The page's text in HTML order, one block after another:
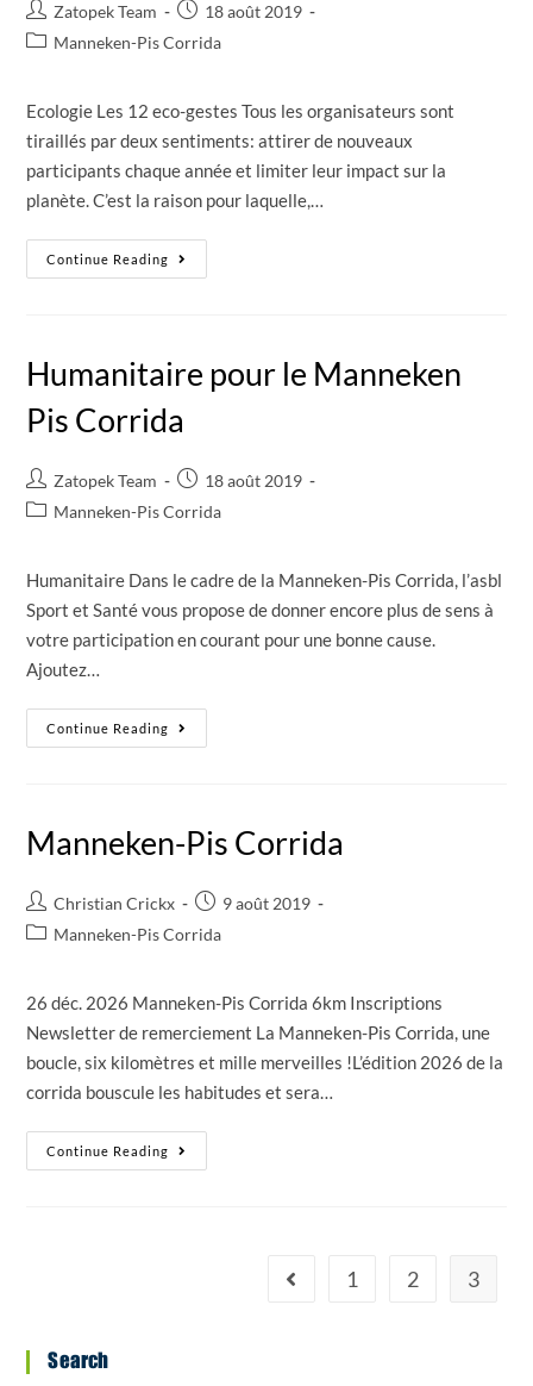
Zatopek Team
18 août 2019
Manneken-Pis Corrida
Ecologie Les 12 eco-gestes Tous les organisateurs sont
tiraillés par deux sentiments: attirer de nouveaux
participants chaque année et limiter leur impact sur la
planète. C’est la raison pour laquelle,…
Continue Reading
Humanitaire pour le Manneken
Pis Corrida
Zatopek Team
18 août 2019
Manneken-Pis Corrida
Humanitaire Dans le cadre de la Manneken-Pis Corrida, l’asbl
Sport et Santé vous propose de donner encore plus de sens à
votre participation en courant pour une bonne cause.
Ajoutez…
Continue Reading
Manneken-Pis Corrida
Christian Crickx
9 août 2019
Manneken-Pis Corrida
26 déc. 2026 Manneken-Pis Corrida 6km Inscriptions
Newsletter de remerciement La Manneken-Pis Corrida, une
boucle, six kilomètres et mille merveilles !L’édition 2026 de la
corrida bouscule les habitudes et sera…
Continue Reading
1 2 3
Search